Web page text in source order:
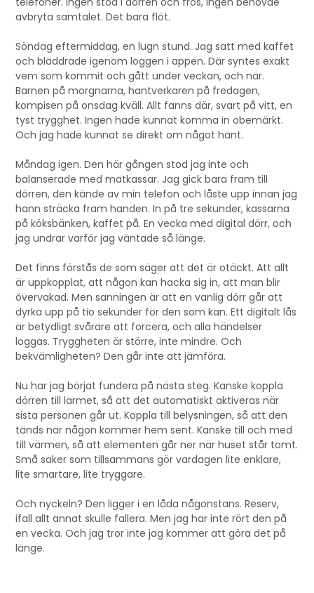
avbryta samtalet. Det bara flöt.
Söndag eftermiddag, en lugn stund. Jag satt med kaffet
och bläddrade igenom loggen i appen. Där syntes exakt
vem som kommit och gått under veckan, och när.
Barnen på morgnarna, hantverkaren på fredagen,
kompisen på onsdag kväll. Allt fanns där, svart på vitt, en
tyst trygghet. Ingen hade kunnat komma in obemärkt.
Och jag hade kunnat se direkt om något hänt.
Måndag igen. Den här gången stod jag inte och
balanserade med matkassar. Jag gick bara fram till
dörren, den kände av min telefon och låste upp innan jag
hann sträcka fram handen. In på tre sekunder, kassarna
på köksbänken, kaffet på. En vecka med digital dörr, och
jag undrar varför jag väntade så länge.
Det finns förstås de som säger att det är otäckt. Att allt
är uppkopplat, att någon kan hacka sig in, att man blir
övervakad. Men sanningen är att en vanlig dörr går att
dyrka upp på tio sekunder för den som kan. Ett digitalt lås
är betydligt svårare att forcera, och alla händelser
loggas. Tryggheten är större, inte mindre. Och
bekvämligheten? Den går inte att jämföra.
Nu har jag börjat fundera på nästa steg. Kanske koppla
dörren till larmet, så att det automatiskt aktiveras när
sista personen går ut. Koppla till belysningen, så att den
tänds när någon kommer hem sent. Kanske till och med
till värmen, så att elementen går ner när huset står tomt.
Små saker som tillsammans gör vardagen lite enklare,
lite smartare, lite tryggare.
Och nyckeln? Den ligger i en låda någonstans. Reserv,
ifall allt annat skulle fallera. Men jag har inte rört den på
en vecka. Och jag tror inte jag kommer att göra det på
länge.